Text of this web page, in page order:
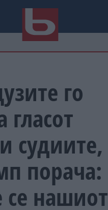
го
гласот
судиите,
порача:
се нашиот